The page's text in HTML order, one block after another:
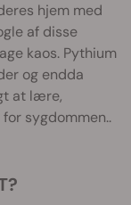
hjem med
af disse
kaos. Pythium
og endda
at lære,
sygdommen..